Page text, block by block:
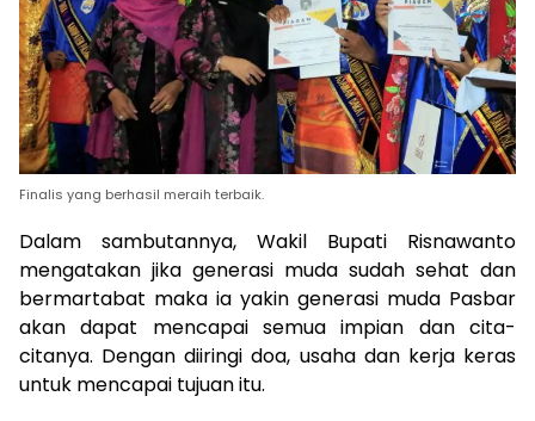
Finalis yang berhasil meraih terbaik.
Dalam sambutannya, Wakil Bupati Risnawanto
mengatakan jika generasi muda sudah sehat dan
bermartabat maka ia yakin generasi muda Pasbar
akan dapat mencapai semua impian dan cita-
citanya. Dengan diiringi doa, usaha dan kerja keras
untuk mencapai tujuan itu.